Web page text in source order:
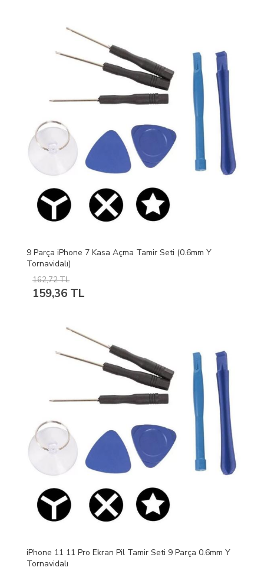
9 Parça iPhone 7 Kasa Açma Tamir Seti (0.6mm Y
Tornavidalı)
162,72 TL
159,36 TL
iPhone 11 11 Pro Ekran Pil Tamir Seti 9 Parça 0.6mm Y
Tornavidalı